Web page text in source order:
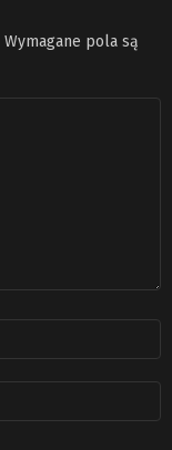
Wymagane pola są